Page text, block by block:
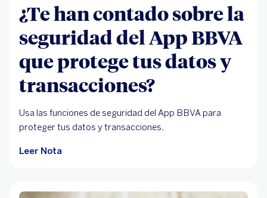
¿Te han contado sobre la
seguridad del App BBVA
que protege tus datos y
transacciones?
Usa las funciones de seguridad del App BBVA para
proteger tus datos y transacciones.
Leer Nota